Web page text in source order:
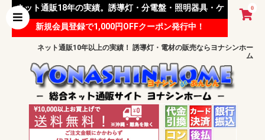
0
ネット通販18年の実績。誘導灯・分電盤・照明器具・ケ
ーブル等 様々な資材を取り扱っています。
新規会員登録で1,000円OFFクーポン発行中！
ネット通販10年以上の実績！ 誘導灯・電材の販売ならヨナシンホー
ム